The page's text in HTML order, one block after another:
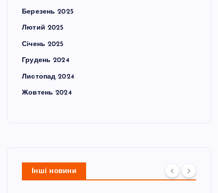
Березень 2025
Лютий 2025
Січень 2025
Грудень 2024
Листопад 2024
Жовтень 2024
Інші новини